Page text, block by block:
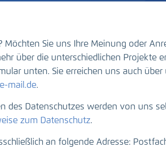
Möchten Sie uns Ihre Meinung oder
über die unterschiedlichen Projekte
unten. Sie erreichen uns auch über
mail.de.
des Datenschutzes werden von uns
zum Datenschutz.
an folgende Adresse: